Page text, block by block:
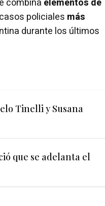
combina elementos de
policiales más
durante los últimos
Tinelli y Susana
que se adelanta el